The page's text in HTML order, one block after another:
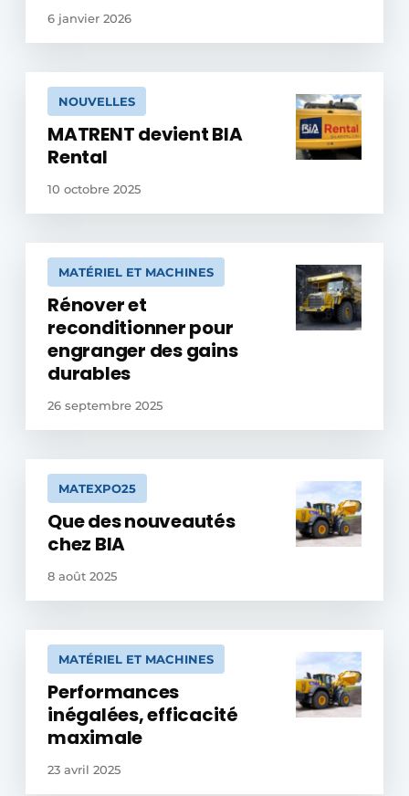
6 janvier 2026
NOUVELLES
MATRENT devient BIA
Rental
10 octobre 2025
MATÉRIEL ET MACHINES
Rénover et
reconditionner pour
engranger des gains
durables
26 septembre 2025
MATEXPO25
Que des nouveautés
chez BIA
8 août 2025
MATÉRIEL ET MACHINES
​Performances
inégalées, efficacité
maximale
23 avril 2025